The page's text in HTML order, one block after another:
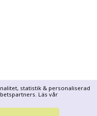
statistik & personaliserad
Läs vår